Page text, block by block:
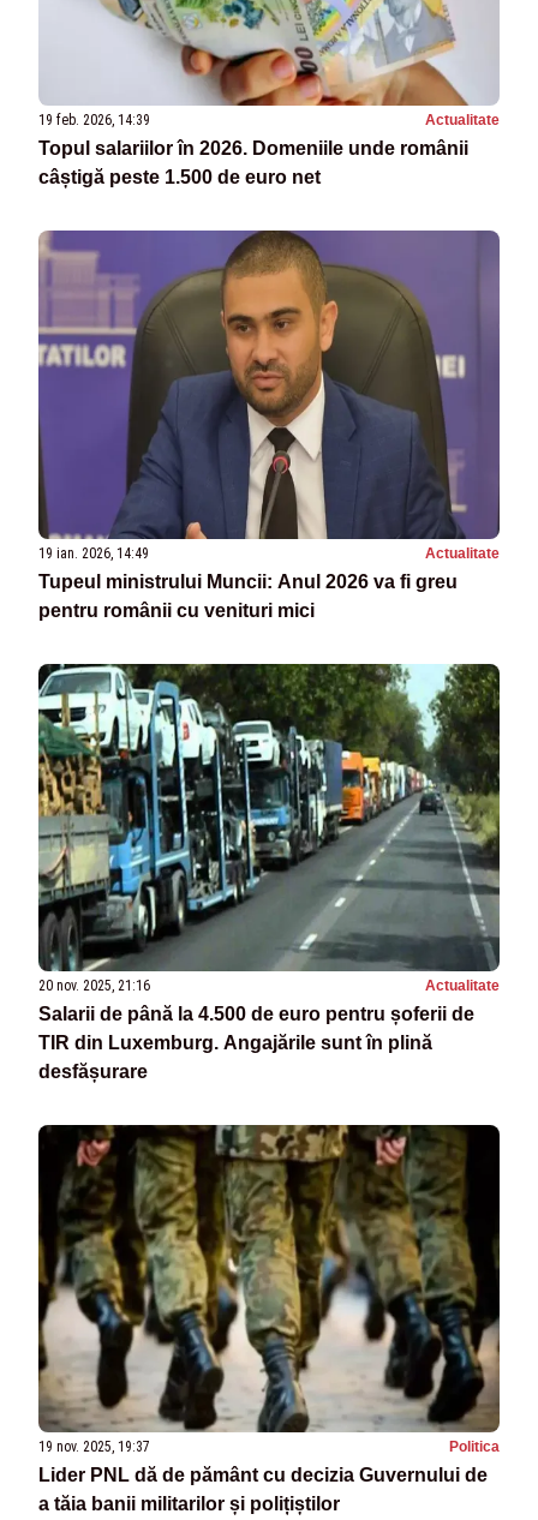
19 feb. 2026, 14:39 Actualitate
Topul salariilor în 2026. Domeniile unde românii
câștigă peste 1.500 de euro net
19 ian. 2026, 14:49 Actualitate
Tupeul ministrului Muncii: Anul 2026 va fi greu
pentru românii cu venituri mici
20 nov. 2025, 21:16 Actualitate
Salarii de până la 4.500 de euro pentru șoferii de
TIR din Luxemburg. Angajările sunt în plină
desfășurare
19 nov. 2025, 19:37 Politica
Lider PNL dă de pământ cu decizia Guvernului de
a tăia banii militarilor și polițiștilor